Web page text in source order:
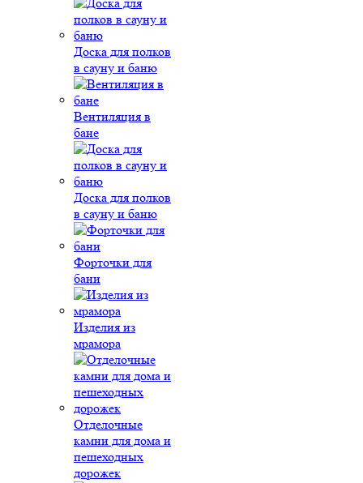
Доска для полков
в сауну и баню
Вентиляция в
бане
Доска для полков
в сауну и баню
Форточки для
бани
Изделия из
мрамора
Отделочные
камни для дома и
пешеходных
дорожек